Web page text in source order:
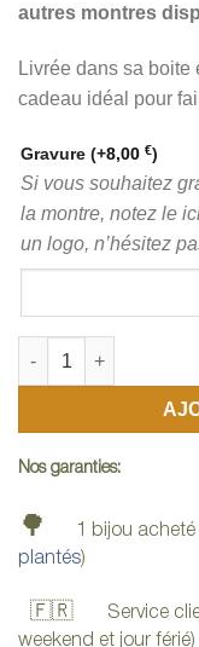
autres montres
Livrée dans sa boite
cadeau idéal pour
Gravure (+8,00 €)
Si vous souhaitez
la montre, notez le
un logo, n’hésitez
quantité de Montre
Nos garanties:
🌳 1 bijou
plantés)
🇫🇷 Service
weekend et jour férié)